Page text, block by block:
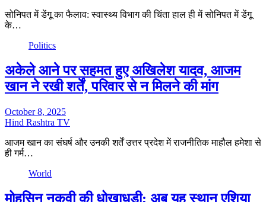
सोनिपत में डेंगू का फैलाव: स्वास्थ्य विभाग की चिंता हाल ही में सोनिपत में डेंगू
के…
Politics
अकेले आने पर सहमत हुए अखिलेश यादव, आजम
खान ने रखी शर्तें, परिवार से न मिलने की मांग
October 8, 2025
Hind Rashtra TV
आजम खान का संघर्ष और उनकी शर्तें उत्तर प्रदेश में राजनीतिक माहौल हमेशा से
ही गर्म…
World
मोहसिन नकवी की धोखाधड़ी; अब यह स्थान एशिया